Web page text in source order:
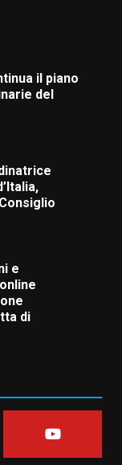
il piano
del
e
di